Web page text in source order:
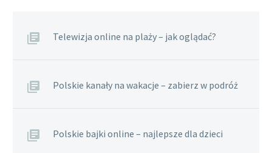
Telewizja online na plaży – jak oglądać?
Polskie kanały na wakacje – zabierz w podróż
Polskie bajki online – najlepsze dla dzieci